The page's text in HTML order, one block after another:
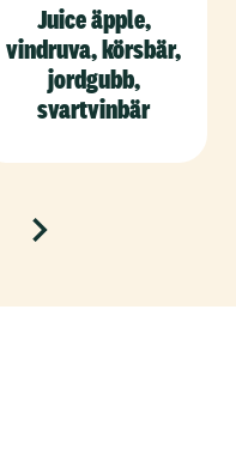
Juice äpple,
vindruva, körsbär,
jordgubb,
svartvinbär
Nästa